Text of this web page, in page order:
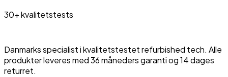
30+ kvalitetstests
Danmarks specialist i kvalitetstestet refurbished tech. Alle
produkter leveres med 36 måneders garanti og 14 dages
returret.